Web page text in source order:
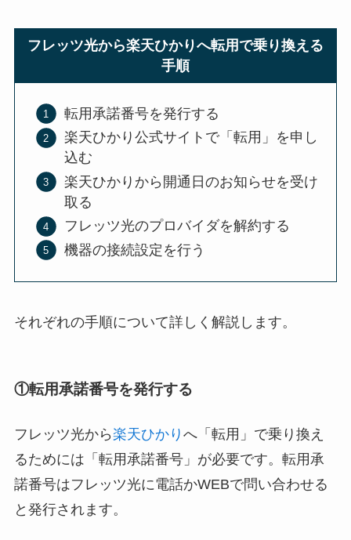
フレッツ光から楽天ひかりへ転用で乗り換える
手順
転用承諾番号を発行する
楽天ひかり公式サイトで「転用」を申し
込む
楽天ひかりから開通日のお知らせを受け
取る
フレッツ光のプロバイダを解約する
機器の接続設定を行う
それぞれの手順について詳しく解説します。
①転用承諾番号を発行する
フレッツ光から楽天ひかり へ「転用」で乗り換え
るためには「転用承諾番号」が必要です。転用承
諾番号はフレッツ光に電話かWEBで問い合わせる
と発行されます。